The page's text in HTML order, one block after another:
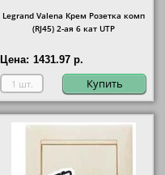
Legrand Valena Крем Розетка комп
(RJ45) 2-ая 6 кат UTP
Цена: 1431.97 р.
Купить